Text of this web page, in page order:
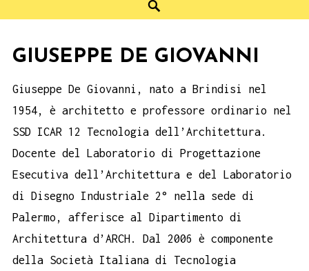
GIUSEPPE DE GIOVANNI
Giuseppe De Giovanni, nato a Brindisi nel
1954, è architetto e professore ordinario nel
SSD ICAR 12 Tecnologia dell’Architettura.
Docente del Laboratorio di Progettazione
Esecutiva dell’Architettura e del Laboratorio
di Disegno Industriale 2° nella sede di
Palermo, afferisce al Dipartimento di
Architettura d’ARCH. Dal 2006 è componente
della Società Italiana di Tecnologia